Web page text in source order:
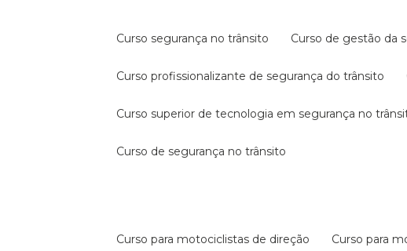
curso segurança no trânsito curso de gestão da
curso profissionalizante de segurança do trânsito
curso superior de tecnologia em segurança no
curso de segurança no trânsito
curso para motociclistas de direção curso para